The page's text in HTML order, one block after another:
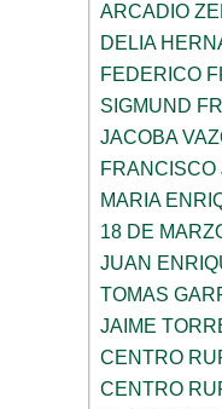
ARCADIO
DELIA
FEDERICO
SIGMUND
JACOBA
FRANCISCO
MARIA
18 DE
JUAN
TOMAS
JAIME
CENTRO
CENTRO